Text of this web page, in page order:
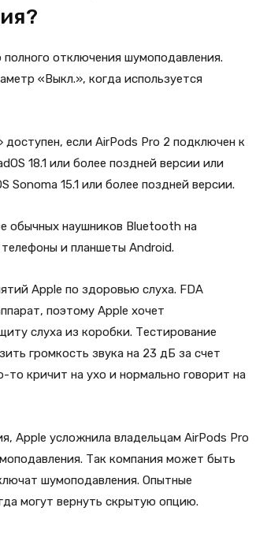
отключения шумоподавления.
«Выкл.», когда используется
если AirPods Pro 2 подключен к
18.1 или более поздней версии или
Sonoma 15.1 или более поздней версии.
обычных наушников Bluetooth на
и планшеты Android.
Apple по здоровью слуха. FDA
поэтому Apple хочет
слуха из коробки. Тестирование
громкость звука на 23 дБ за счет
кричит на ухо и нормально говорит на
Apple усложнила владельцам AirPods Pro
Так компания может быть
шумоподавления. Опытные
могут вернуть скрытую опцию.